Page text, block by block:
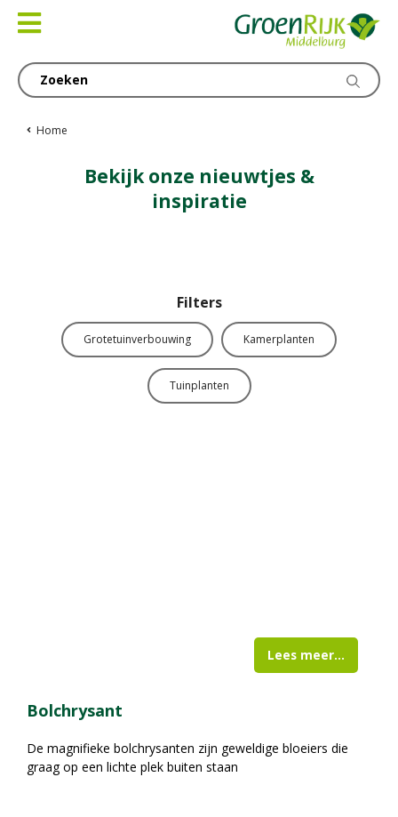
naar
Home
Bekijk onze nieuwtjes &
inspiratie
Filters
Grotetuinverbouwing Kamerplanten
Tuinplanten
Bolchrysant
De magnifieke bolchrysanten zijn geweldige bloeiers die
graag op een lichte plek buiten staan
Lees meer...